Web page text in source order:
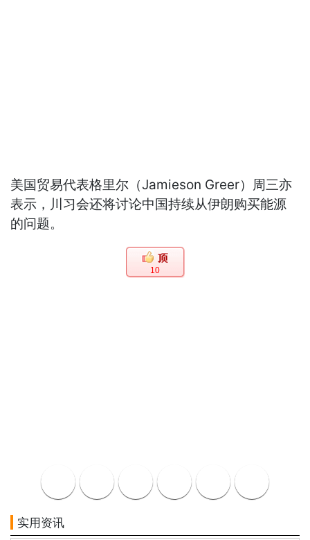
美国贸易代表格里尔（Jamieson Greer）周三亦
表示，川习会还将讨论中国持续从伊朗购买能源
的问题。
10
实用资讯